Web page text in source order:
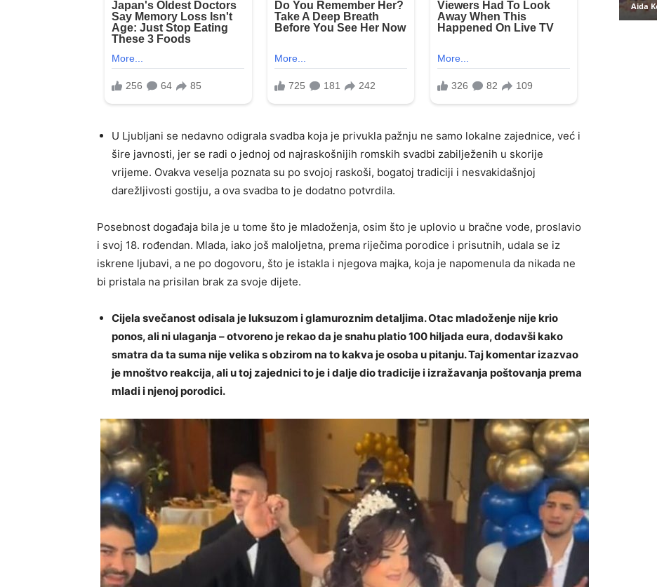
U Ljubljani se nedavno odigrala svadba koja je privukla pažnju ne samo lokalne zajednice, već i
šire javnosti, jer se radi o jednoj od najraskošnijih romskih svadbi zabilježenih u skorije
vrijeme. Ovakva veselja poznata su po svojoj raskoši, bogatoj tradiciji i nesvakidašnjoj
darežljivosti gostiju, a ova svadba to je dodatno potvrdila.
Posebnost događaja bila je u tome što je mladoženja, osim što je uplovio u bračne vode, proslavio
i svoj 18. rođendan. Mlada, iako još maloljetna, prema riječima porodice i prisutnih, udala se iz
iskrene ljubavi, a ne po dogovoru, što je istakla i njegova majka, koja je napomenula da nikada ne
bi pristala na prisilan brak za svoje dijete.
Cijela svečanost odisala je luksuzom i glamuroznim detaljima. Otac mladoženje nije krio
ponos, ali ni ulaganja – otvoreno je rekao da je snahu platio 100 hiljada eura, dodavši kako
smatra da ta suma nije velika s obzirom na to kakva je osoba u pitanju. Taj komentar izazvao
je mnoštvo reakcija, ali u toj zajednici to je i dalje dio tradicije i izražavanja poštovanja prema
mladi i njenoj porodici.
Aida